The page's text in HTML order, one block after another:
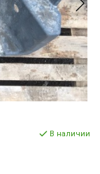
В наличии